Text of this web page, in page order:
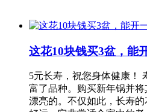
这花10块钱买3盆，能
5元长寿，祝您身体健康！
富了品种。购买新年锅并
漂亮的。不仅如此，长寿的